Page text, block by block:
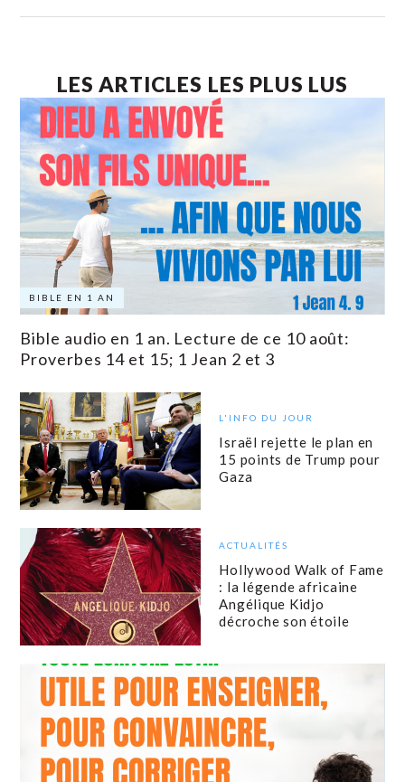
LES ARTICLES LES PLUS LUS
BIBLE EN 1 AN
Bible audio en 1 an. Lecture de ce 10 août:
Proverbes 14 et 15; 1 Jean 2 et 3
L'INFO DU JOUR
Israël rejette le plan en
15 points de Trump pour
Gaza
ACTUALITÉS
Hollywood Walk of Fame
: la légende africaine
Angélique Kidjo
décroche son étoile